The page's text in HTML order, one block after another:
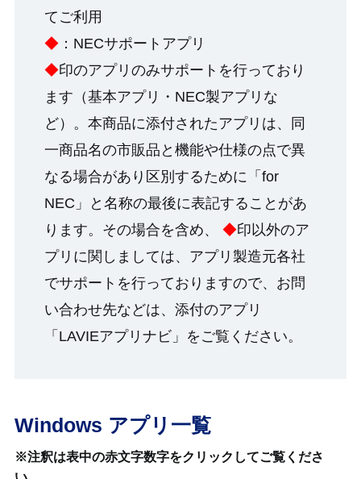
てご利用
◆ ：NECサポートアプリ
◆印のアプリのみサポートを行っており
ます（基本アプリ・NEC製アプリな
ど）。本商品に添付されたアプリは、同
一商品名の市販品と機能や仕様の点で異
なる場合があり区別するために「for
NEC」と名称の最後に表記することがあ
ります。その場合を含め、◆印以外のア
プリに関しましては、アプリ製造元各社
でサポートを行っておりますので、お問
い合わせ先などは、添付のアプリ
「LAVIEアプリナビ」をご覧ください。
Windows アプリ一覧
※注釈は表中の赤文字数字をクリックしてご覧くださ